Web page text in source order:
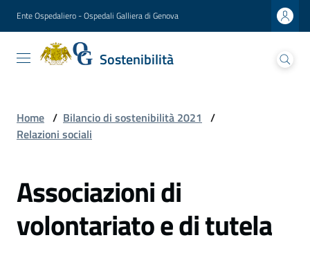
Vai al contenuto
Vai alla navigazione
Vai al footer
Ente Ospedaliero - Ospedali Galliera di Genova
Sostenibilità
Sostenibilità
Ospedali Galliera
Lettera
del
Presentazione
del
direttore
generale
Home / Bilancio di sostenibilità 2021 /
Relazioni sociali
Associazioni di
volontariato e di tutela